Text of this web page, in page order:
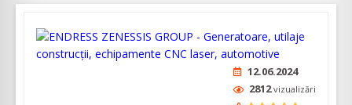
12.06.2024
2812vizualizări